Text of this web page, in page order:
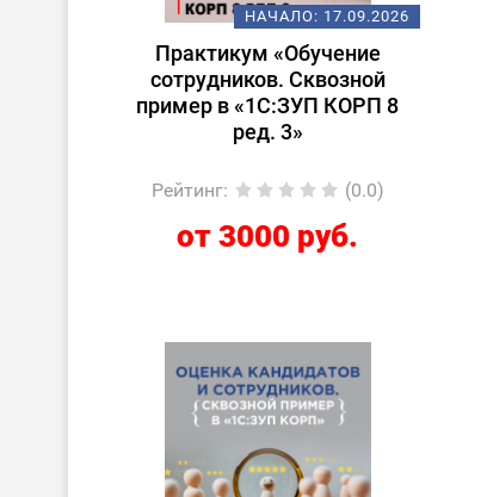
НАЧАЛО: 17.09.2026
Практикум «Обучение
сотрудников. Сквозной
пример в «1С:ЗУП КОРП 8
ред. 3»
Рейтинг: (0.0)
от 3000 руб.